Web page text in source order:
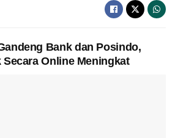
Bank dan Posindo,
Secara Online Meningkat